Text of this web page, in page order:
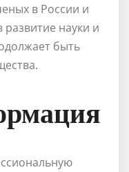
в России и
развитие науки и
быть